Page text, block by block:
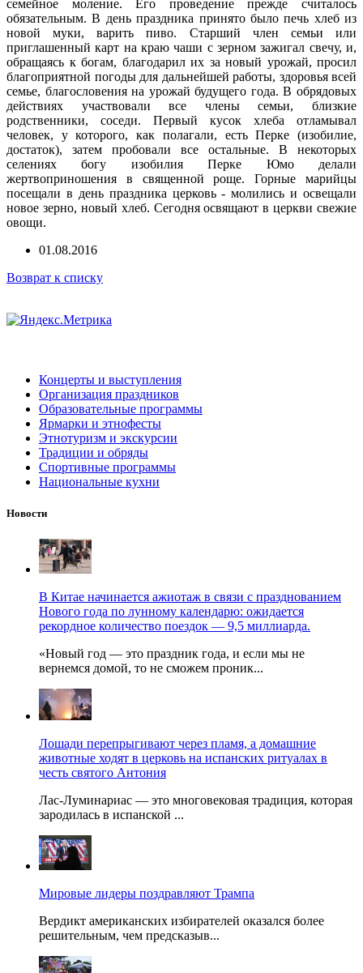
семейное моление. Его проведение прежде считалось
обязательным. В день праздника принято было печь хлеб из
новой муки, варить пиво. Старший член семьи или
приглашенный карт на краю чаши с зерном зажигал свечу, и,
обращаясь к богам, благодарил их за новый урожай, просил
благоприятной погоды для дальнейшей работы, здоровья всей
семье, благословения на урожай будущего года. В обрядовых
действиях участвовали все члены семьи, близкие
родственники, соседи. Первый кусок хлеба отламывал
человек, у которого, как полагали, есть Перке (изобилие,
достаток), затем пробовали все остальные. В некоторых
селениях богу изобилия Перке Юмо делали
жертвоприношения в священной роще. Горные марийцы
посещали в день праздника церковь - молились и освещали
новое зерно, новый хлеб. Сегодня освящают в церкви свежие
овощи.
01.08.2016
Возврат к списку
Концерты и выступления
Организация праздников
Образовательные программы
Ярмарки и этнофесты
Этнотуризм и экскурсии
Традиции и обряды
Спортивные программы
Национальные кухни
Новости
В Китае начинается ажиотаж в связи с празднованием
Нового года по лунному календарю: ожидается
рекордное количество поездок — 9,5 миллиарда.
«Новый год — это праздник года, и если мы не
вернемся домой, то не сможем проник...
Лошади перепрыгивают через пламя, а домашние
животные ходят в церковь на испанских ритуалах в
честь святого Антония
Лас-Луминариас — это многовековая традиция, которая
зародилась в испанской ...
Мировые лидеры поздравляют Трампа
Вердикт американских избирателей оказался более
решительным, чем предсказыв...